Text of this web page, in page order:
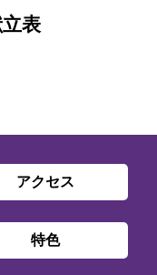
表
アクセス
特色